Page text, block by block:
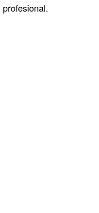
profesional.